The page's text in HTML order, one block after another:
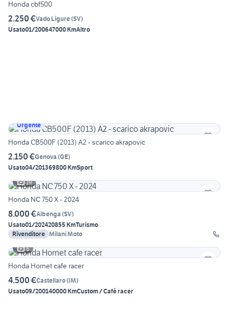
Honda cbf500
2.250 €Vado Ligure(SV)
Usato01/200647000 KmAltro
Urgente
Honda CB500F (2013) A2 - scarico akrapovic
2.150 €Genova (GE)
Usato04/201369800 KmSport
19
Honda NC 750 X - 2024
8.000 €Albenga (SV)
Usato01/202420855 KmTurismo
Rivenditore Milani Moto
6
Honda Hornet cafe racer
4.500 €Castellaro(IM)
Usato09/200140000 KmCustom / Café racer